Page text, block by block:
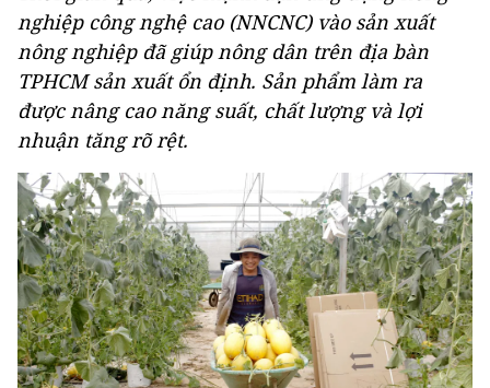
nghiệp công nghệ cao (NNCNC) vào sản xuất
nông nghiệp đã giúp nông dân trên địa bàn
TPHCM sản xuất ổn định. Sản phẩm làm ra
được nâng cao năng suất, chất lượng và lợi
nhuận tăng rõ rệt.